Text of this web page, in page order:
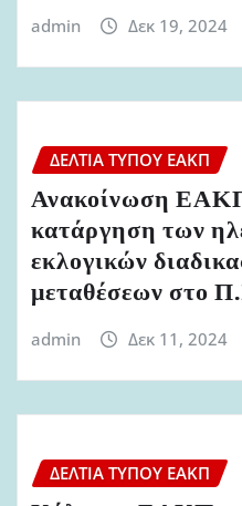
admin Δεκ 19, 2024
ΔΕΛΤΊΑ ΤΎΠΟΥ ΕΑΚΠ
Ανακοίνωση
κατάργηση των
εκλογικών
μεταθέσεων στο
admin Δεκ 11, 2024
ΔΕΛΤΊΑ ΤΎΠΟΥ ΕΑΚΠ